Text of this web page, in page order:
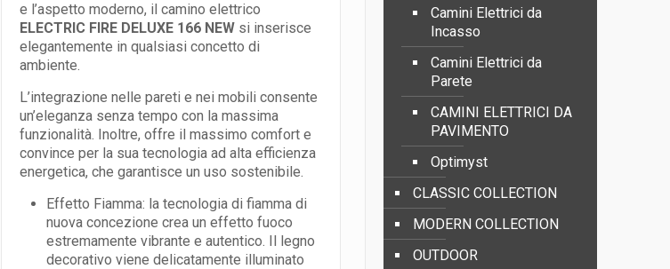
e l’aspetto moderno, il camino elettrico
ELECTRIC FIRE DELUXE 166 NEW si inserisce
elegantemente in qualsiasi concetto di
ambiente.
L’integrazione nelle pareti e nei mobili consente
un’eleganza senza tempo con la massima
funzionalità. Inoltre, offre il massimo comfort e
convince per la sua tecnologia ad alta efficienza
energetica, che garantisce un uso sostenibile.
Effetto Fiamma: la tecnologia di fiamma di
nuova concezione crea un effetto fuoco
estremamente vibrante e autentico. Il legno
decorativo viene delicatamente illuminato
Camini Elettrici da
Incasso
Camini Elettrici da
Parete
CAMINI ELETTRICI DA
PAVIMENTO
Optimyst
CLASSIC COLLECTION
MODERN COLLECTION
OUTDOOR